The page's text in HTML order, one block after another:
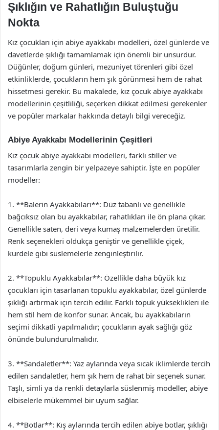
Şıklığın ve Rahatlığın Buluştuğu
Nokta
Kız çocukları için abiye ayakkabı modelleri, özel günlerde ve
davetlerde şıklığı tamamlamak için önemli bir unsurdur.
Düğünler, doğum günleri, mezuniyet törenleri gibi özel
etkinliklerde, çocukların hem şık görünmesi hem de rahat
hissetmesi gerekir. Bu makalede, kız çocuk abiye ayakkabı
modellerinin çeşitliliği, seçerken dikkat edilmesi gerekenler
ve popüler markalar hakkında detaylı bilgi vereceğiz.
Abiye Ayakkabı Modellerinin Çeşitleri
Kız çocuk abiye ayakkabı modelleri, farklı stiller ve
tasarımlarla zengin bir yelpazeye sahiptir. İşte en popüler
modeller:
1. **Balerin Ayakkabıları**: Düz tabanlı ve genellikle
bağcıksız olan bu ayakkabılar, rahatlıkları ile ön plana çıkar.
Genellikle saten, deri veya kumaş malzemelerden üretilir.
Renk seçenekleri oldukça geniştir ve genellikle çiçek,
kurdele gibi süslemelerle zenginleştirilir.
2. **Topuklu Ayakkabılar**: Özellikle daha büyük kız
çocukları için tasarlanan topuklu ayakkabılar, özel günlerde
şıklığı artırmak için tercih edilir. Farklı topuk yükseklikleri ile
hem stil hem de konfor sunar. Ancak, bu ayakkabıların
seçimi dikkatli yapılmalıdır; çocukların ayak sağlığı göz
önünde bulundurulmalıdır.
3. **Sandaletler**: Yaz aylarında veya sıcak iklimlerde tercih
edilen sandaletler, hem şık hem de rahat bir seçenek sunar.
Taşlı, simli ya da renkli detaylarla süslenmiş modeller, abiye
elbiselerle mükemmel bir uyum sağlar.
4. **Botlar**: Kış aylarında tercih edilen abiye botlar, şıklığı